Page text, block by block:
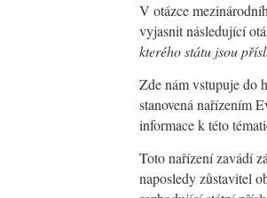
V otázce
vyjasnit následující
kterého státu jsou
Zde nám vstupuje do
stanovená nařízením
informace k této
Toto nařízení zavádí
naposledy zůstavitel